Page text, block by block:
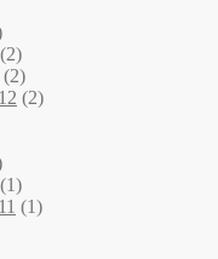
(2)
(2)
(2)
(1)
(1)